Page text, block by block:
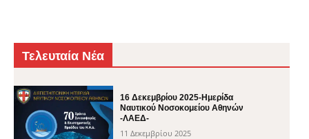
Τελευταία Νέα
16 Δεκεμβρίου 2025-Ημερίδα
Ναυτικού Νοσοκομείου Αθηνών
-ΛΑΕΔ-
11 Δεκεμβρίου 2025